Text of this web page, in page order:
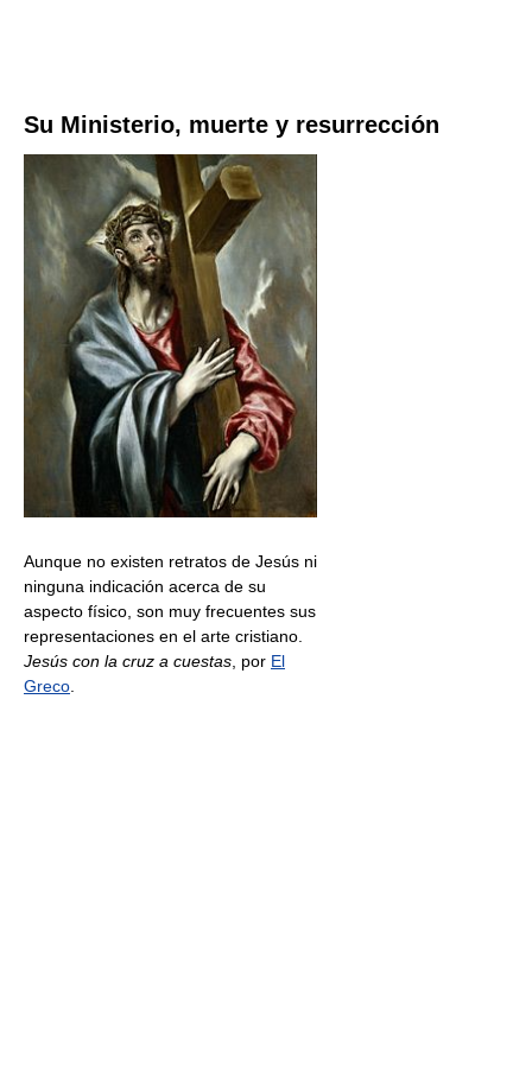
Su Ministerio, muerte y resurrección
Aunque no existen retratos de Jesús ni
ninguna indicación acerca de su
aspecto físico, son muy frecuentes sus
representaciones en el arte cristiano.
Jesús con la cruz a cuestas, por El
Greco.